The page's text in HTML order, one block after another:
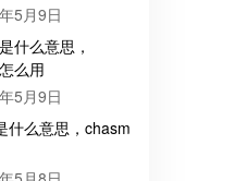
5月9日
什么意思，
么用
5月9日
什么意思，chasm